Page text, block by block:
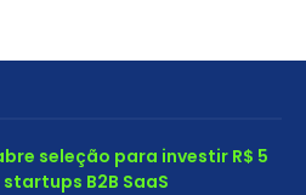
seleção para investir R$ 5
B2B SaaS